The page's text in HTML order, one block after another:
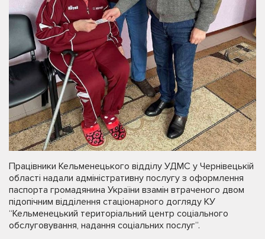
Працівники Кельменецького відділу УДМС у Чернівецькій
області надали адміністративну послугу з оформлення
паспорта громадянина України взамін втраченого двом
підопічним відділення стаціонарного догляду КУ
“Кельменецький територіальний центр соціального
обслуговування, надання соціальних послуг”.